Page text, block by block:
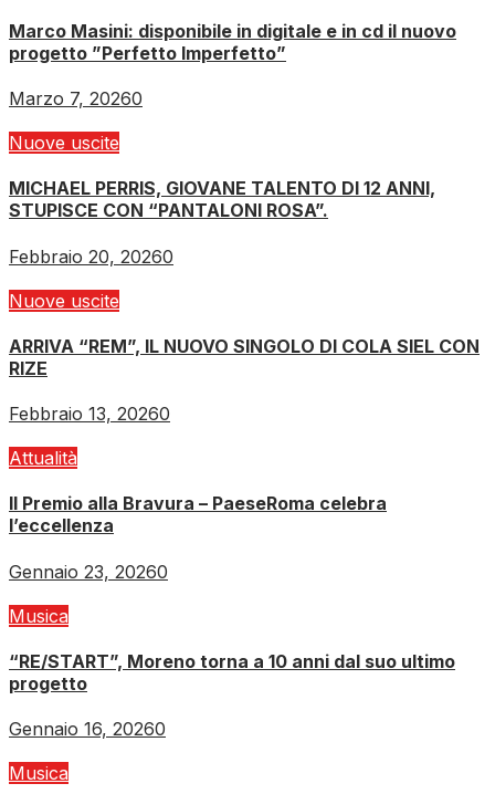
Marco Masini: disponibile in digitale e in cd il nuovo
progetto ”Perfetto Imperfetto”
Marzo 7, 20260
Nuove uscite
MICHAEL PERRIS, GIOVANE TALENTO DI 12 ANNI,
STUPISCE CON “PANTALONI ROSA”.
Febbraio 20, 20260
Nuove uscite
ARRIVA “REM”, IL NUOVO SINGOLO DI COLA SIEL CON
RIZE
Febbraio 13, 20260
Attualità
Il Premio alla Bravura – PaeseRoma celebra
l’eccellenza
Gennaio 23, 20260
Musica
“RE/START”, Moreno torna a 10 anni dal suo ultimo
progetto
Gennaio 16, 20260
Musica